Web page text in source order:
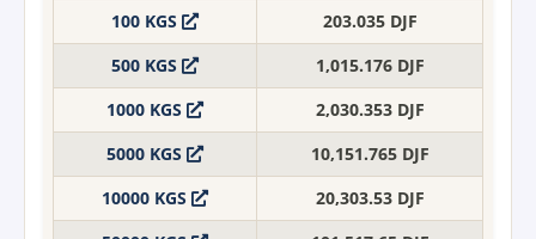
100 KGS
203.035 DJF
500 KGS
1,015.176 DJF
1000 KGS
2,030.353 DJF
5000 KGS
10,151.765 DJF
10000 KGS
20,303.53 DJF